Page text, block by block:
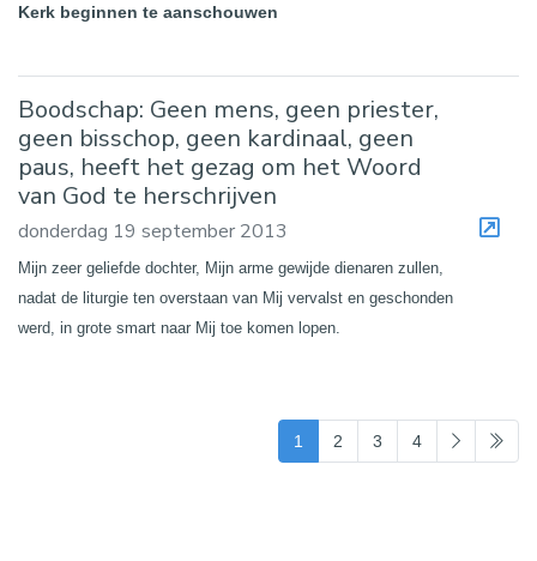
Kerk beginnen te aanschouwen
Boodschap: Geen mens, geen priester,
geen bisschop, geen kardinaal, geen
paus, heeft het gezag om het Woord
van God te herschrijven
donderdag 19 september 2013
Mijn zeer geliefde dochter, Mijn arme gewijde dienaren zullen,
nadat de liturgie ten overstaan van Mij vervalst en geschonden
werd, in grote smart naar Mij toe komen lopen.
1 (current)
2 3 4